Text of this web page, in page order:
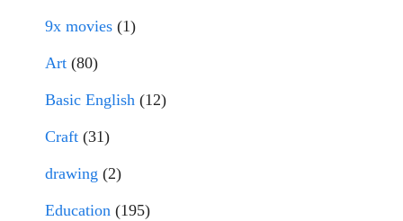
9x movies (1)
Art (80)
Basic English (12)
Craft (31)
drawing (2)
Education (195)